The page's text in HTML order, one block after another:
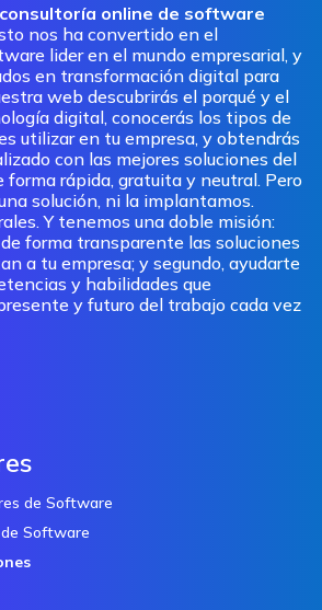
online de software
nos ha convertido en el
lider en el mundo empresarial, y
en transformación digital para
web descubrirás el porqué y el
digital, conocerás los tipos de
utilizar en tu empresa, y obtendrás
con las mejores soluciones del
forma rápida, gratuita y neutral. Pero
solución, ni la implantamos.
Y tenemos una doble misión:
forma transparente las soluciones
a tu empresa; y segundo, ayudarte
y habilidades que
y futuro del trabajo cada vez
de Software
Software